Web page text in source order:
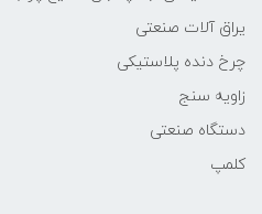
یراق آلات صنعتی
چرخ دنده پلاستیکی
زاویه سنج
دستگاه صنعتی
کلمپ